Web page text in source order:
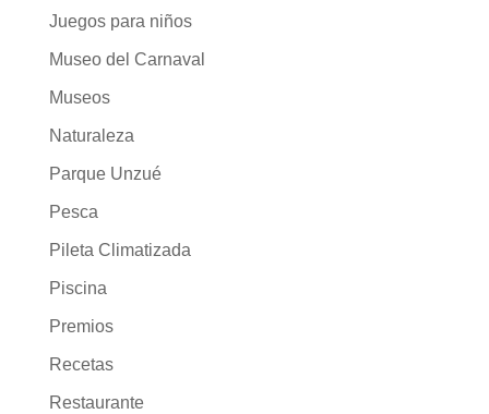
Juegos para niños
Museo del Carnaval
Museos
Naturaleza
Parque Unzué
Pesca
Pileta Climatizada
Piscina
Premios
Recetas
Restaurante